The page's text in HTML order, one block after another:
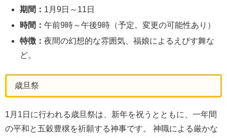
期間： 1月9日～11日
時間：午前9時～午後9時（予定。変更の可能性あり）
特徴：夜間の幻想的な雰囲気、福娘によるえびす舞な
ど。
歳旦祭
1月1日に行われる歳旦祭は、新年を祝うとともに、一年間
の平和と五穀豊穣を祈願する神事です。 神職による厳かな